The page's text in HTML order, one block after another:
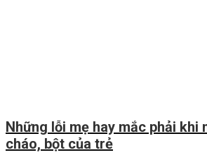
Những lỗi mẹ hay mắc phải khi
cháo, bột của trẻ